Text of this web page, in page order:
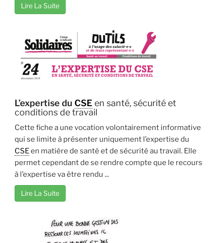
Lire La Suite
L’expertise du CSE en santé, sécurité et
conditions de travail
Cette fiche a une vocation volontairement informative
qui se limite à présenter uniquement l’expertise du
CSEen matière de santé et de sécurité au travail. Elle
permet cependant de se rendre compte que le recours
à l’expertise va être rendu ...
Lire La Suite